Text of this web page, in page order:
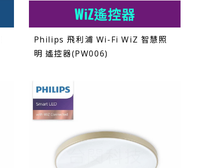
Philips 飛利浦 Wi-Fi WiZ 智慧照
明 遙控器(PW006)